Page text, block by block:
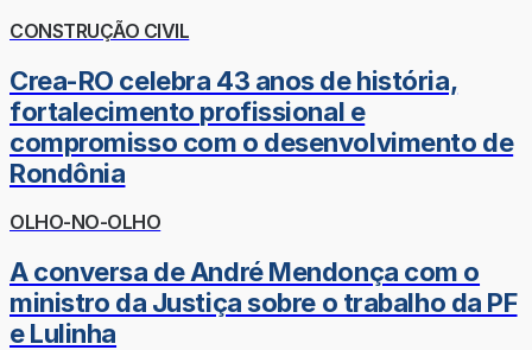
CONSTRUÇÃO CIVIL
Crea-RO celebra 43 anos de história,
fortalecimento profissional e
compromisso com o desenvolvimento de
Rondônia
OLHO-NO-OLHO
A conversa de André Mendonça com o
ministro da Justiça sobre o trabalho da PF
e Lulinha